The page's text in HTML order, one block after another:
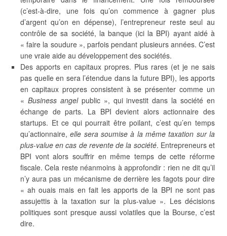
(c’est-à-dire, une fois qu’on commence à gagner plus
d’argent qu’on en dépense), l’entrepreneur reste seul au
contrôle de sa société, la banque (ici la BPI) ayant aidé à
« faire la soudure », parfois pendant plusieurs années. C’est
une vraie aide au développement des sociétés.
Des apports en capitaux propres. Plus rares (et je ne sais
pas quelle en sera l’étendue dans la future BPI), les apports
en capitaux propres consistent à se présenter comme un
« Business angelpublic », qui investit dans la société en
échange de parts. La BPI devient alors actionnaire des
startups. Et ce qui pourrait être poilant, c’est qu’en temps
qu’actionnaire,elle sera soumise à la même taxation sur la
plus-value en cas de revente de la société. Entrepreneurs et
BPI vont alors souffrir en même temps de cette réforme
fiscale. Cela reste néanmoins à approfondir : rien ne dit qu’il
n’y aura pas un mécanisme de derrière les fagots pour dire
« ah ouais mais en fait les apports de la BPI ne sont pas
assujettis à la taxation sur la plus-value ». Les décisions
politiques sont presque aussi volatiles que la Bourse, c’est
dire.